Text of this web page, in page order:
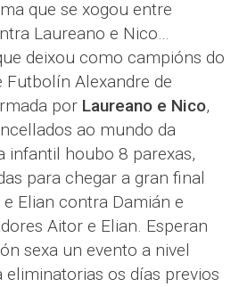
que se xogou entre
Laureano e Nico…
deixou como campións do
Futbolín Alexandre de
por Laureano e Nico,
ao mundo da
infantil houbo 8 parexas,
para chegar a gran final
Elian contra Damián e
Aitor e Elian. Esperan
sexa un evento a nivel
eliminatorias os días previos